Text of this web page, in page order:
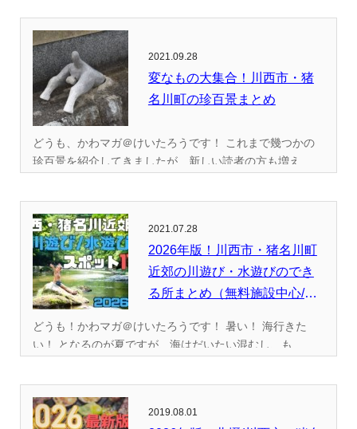
2021.09.28
変なもの大集合！川西市・猪
名川町の珍百景まとめ
どうも、かわマガ＠けいたろうです！ これまで幾つかの
珍百景を紹介してきましたが、新しい読者の方も増え...
2021.07.28
2026年版！川西市・猪名川町
近郊の川遊び・水遊びのでき
る所まとめ（無料施設中心/
どうも！かわマガ＠けいたろうです！ 暑い！ 海行きた
い！ となるのが夏ですが、海はだいたい混むし、も...
2019.08.01